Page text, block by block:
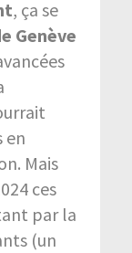
, ça se
Genève
en
Mais
ces
par la
(un